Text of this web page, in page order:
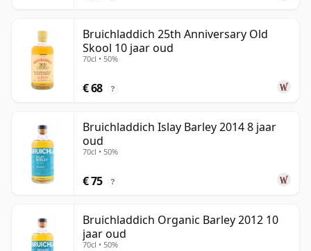
Bruichladdich 25th Anniversary Old
Skool 10 jaar oud
70cl • 50%
€ 68 ?
Bruichladdich Islay Barley 2014 8 jaar
oud
70cl • 50%
€ 75 ?
Bruichladdich Organic Barley 2012 10
jaar oud
70cl • 50%